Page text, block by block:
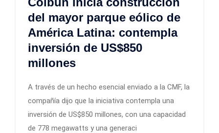
del mayor parque eólico de
América Latina: contempla
inversión de US$850
millones
A través de un hecho esencial enviado a la CMF, la
compañía dijo que la iniciativa contempla una
inversión de US$850 millones, con una capacidad
de 778 megawatts y una generaci